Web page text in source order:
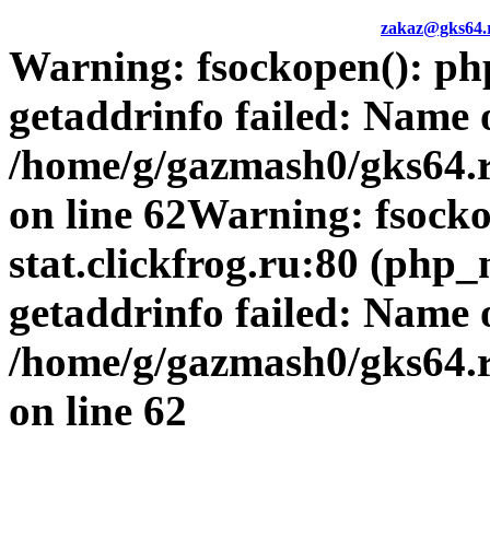
Warning: fsockopen():
getaddrinfo failed: Name
/home/g/gazmash0/
on line 62Warning:
stat.clickfrog.ru:80
getaddrinfo failed: Name
/home/g/gazmash0/
on line 62